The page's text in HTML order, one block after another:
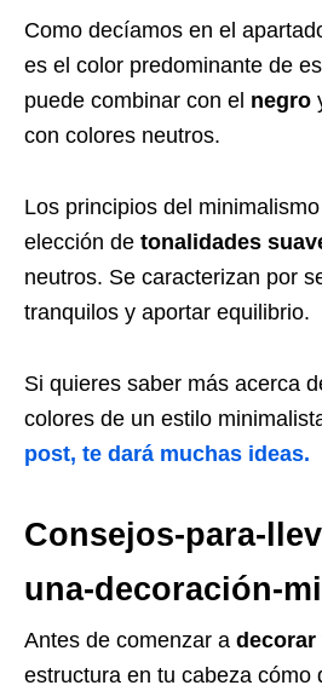
Como decíamos en el
es el color predominante de
puede combinar con el negro
con colores neutros.
Los principios del
elección de tonalidades
neutros. Se caracterizan por
tranquilos y aportar equilibrio.
Si quieres saber más acerca
colores de un estilo
post, te dará muchas ideas.
Consejos-para-
una-decoración-
Antes de comenzar a decorar
estructura en tu cabeza cómo